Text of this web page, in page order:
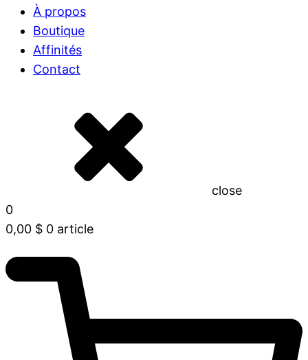
À propos
Boutique
Affinités
Contact
close
0
0,00 $ 0 article